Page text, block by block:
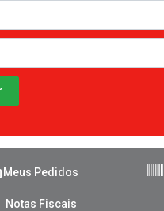
Meus Pedidos
Notas Fiscais